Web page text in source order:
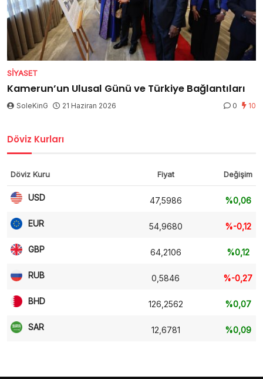
SIYASET
Kamerun’un Ulusal Günü ve Türkiye Bağlantıları
SoleKinG 21 Haziran 2026 0 10
Döviz Kurları
Döviz Kuru Fiyat Değişim
USD 47,5986 %0,06
EUR 54,9680 %-0,12
GBP 64,2106 %0,12
RUB 0,5846 %-0,27
BHD 126,2562 %0,07
SAR 12,6781 %0,09